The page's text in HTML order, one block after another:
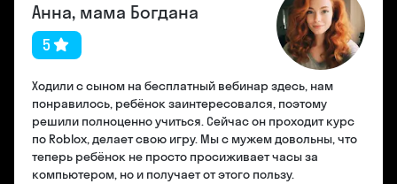
Анна, мама Богдана
5
Ходили с сыном на бесплатный вебинар здесь, нам
понравилось, ребёнок заинтересовался, поэтому
решили полноценно учиться. Сейчас он проходит курс
по Roblox, делает свою игру. Мы с мужем довольны, что
теперь ребёнок не просто просиживает часы за
компьютером, но и получает от этого пользу.